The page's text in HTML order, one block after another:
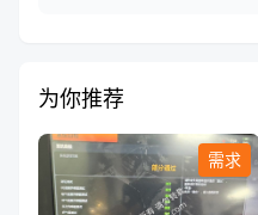
为你推荐
需求